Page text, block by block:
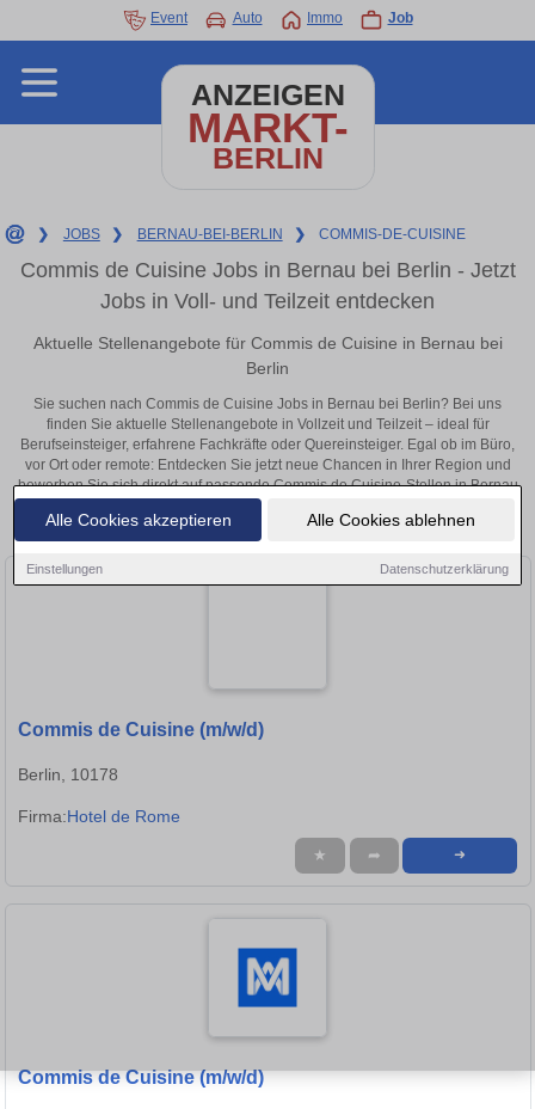
Alle Cookies akzeptieren Alle Cookies ablehnen
Einstellungen Datenschutzerklärung
Event Auto Immo Job
ANZEIGEN
MARKT-
BERLIN
❯ JOBS ❯ BERNAU-BEI-BERLIN ❯ COMMIS-DE-CUISINE
Commis de Cuisine Jobs in Bernau bei Berlin - Jetzt
Jobs in Voll- und Teilzeit entdecken
Aktuelle Stellenangebote für Commis de Cuisine in Bernau bei
Berlin
Sie suchen nach Commis de Cuisine Jobs in Bernau bei Berlin? Bei uns
finden Sie aktuelle Stellenangebote in Vollzeit und Teilzeit – ideal für
Berufseinsteiger, erfahrene Fachkräfte oder Quereinsteiger. Egal ob im Büro,
vor Ort oder remote: Entdecken Sie jetzt neue Chancen in Ihrer Region und
bewerben Sie sich direkt auf passende Commis de Cuisine-Stellen in Bernau
bei Berlin!
Commis de Cuisine (m/w/d)
Berlin, 10178
Firma:Hotel de Rome
★ ➦ ➜
Commis de Cuisine (m/w/d)